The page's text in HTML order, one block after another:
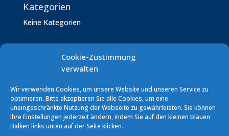
Cookie-Zustimmung
verwalten
Wir verwenden Cookies, um unsere Website und unseren Service zu
optimieren. Bitte akzeptieren Sie alle Cookies, um eine
uneingeschränkte Nutzung der Webseite zu gewährleisten. Sie können
Ihre Einstellungen jederzeit ändern, indem Sie auf den kleinen blauen
Balken links unten auf der Seite klicken.
Kategorien
Keine Kategorien
Segelverein Podersdorf (SVP)
7141 Podersdorf/See Südhafen
E-Mail: info [at] sv-podersdorf.at